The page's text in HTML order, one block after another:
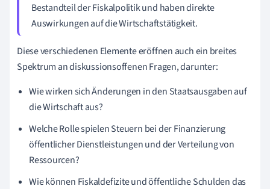
Bestandteil der Fiskalpolitik und haben direkte
Auswirkungen auf die Wirtschaftstätigkeit.
Diese verschiedenen Elemente eröffnen auch ein breites
Spektrum an diskussionsoffenen Fragen, darunter:
Wie wirken sich Änderungen in den Staatsausgaben auf
die Wirtschaft aus?
Welche Rolle spielen Steuern bei der Finanzierung
öffentlicher Dienstleistungen und der Verteilung von
Ressourcen?
Wie können Fiskaldefizite und öffentliche Schulden das